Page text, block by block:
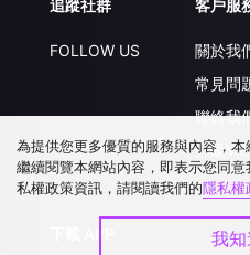
追蹤社群
FOLLOW US
客戶服
關於我
常見問
聯絡我
升級VIP
為提供您更多優質的服務與內容，
繼續閱覽本網站內容，即表示您同
私權政策資訊，請閱讀我們的隱私權
我知